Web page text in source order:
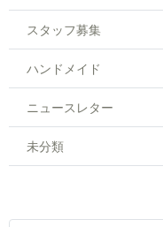
スタッフ募集
ハンドメイド
ニュースレター
未分類